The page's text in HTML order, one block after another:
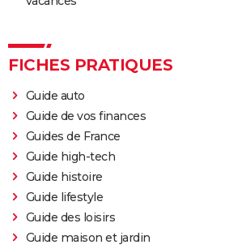
FICHES PRATIQUES
Guide auto
Guide de vos finances
Guides de France
Guide high-tech
Guide histoire
Guide lifestyle
Guide des loisirs
Guide maison et jardin